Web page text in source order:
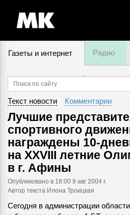
Газеты и интернет Радио
7 августа,
Текст новости Комментарии
Лучшие
спортивного
награждены 10-
на XXVIII летние
в г. Афины
Опубликовано в 18:00 9 авг 2004 г.
Автор текста Илона Троицкая
Сегодня в администрации